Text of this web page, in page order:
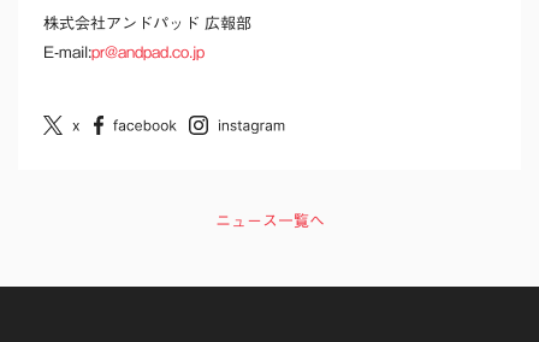
株式会社アンドパッド 広報部
E-mail:pr@andpad.co.jp
ニュース一覧へ